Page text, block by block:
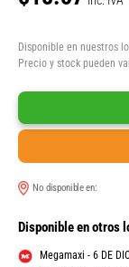
Disponible en nuestros
Precio y stock pueden
No disponible en:
Disponible en otros
Megamaxi - 6 DE